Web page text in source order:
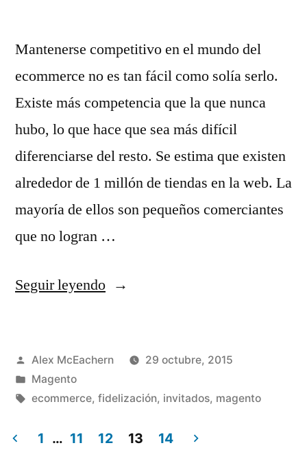
Mantenerse competitivo en el mundo del
ecommerce no es tan fácil como solía serlo.
Existe más competencia que la que nunca
hubo, lo que hace que sea más difícil
diferenciarse del resto. Se estima que existen
alrededor de 1 millón de tiendas en la web. La
mayoría de ellos son pequeños comerciantes
que no logran …
Seguir leyendo«Tu
debe
hacer
la
Publicado
por
Alex McEachern
29 octubre, 2015
Publicado
en
Magento
Etiquetas:
ecommerce, fidelización, invitados, magento
1 … 11 12 13 14